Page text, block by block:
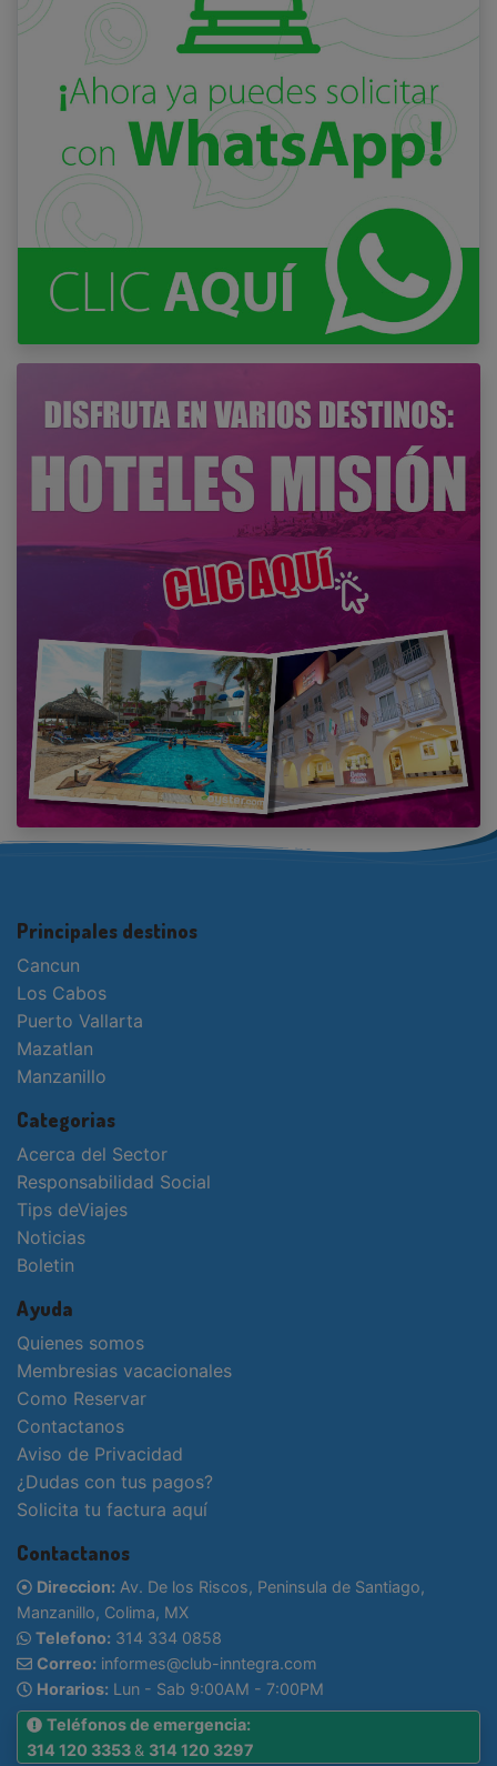
Principales destinos
Cancun
Los Cabos
Puerto Vallarta
Mazatlan
Manzanillo
Categorias
Acerca del Sector
Responsabilidad Social
Tips deViajes
Noticias
Boletin
Ayuda
Quienes somos
Membresias vacacionales
Como Reservar
Contactanos
Aviso de Privacidad
¿Dudas con tus pagos?
Solicita tu factura aquí
Contactanos
Direccion: Av. De los Riscos, Peninsula de Santiago,
Manzanillo, Colima, MX
Telefono: 314 334 0858
Correo: informes@club-inntegra.com
Horarios: Lun - Sab 9:00AM - 7:00PM
Teléfonos de emergencia:
314 120 3353 & 314 120 3297